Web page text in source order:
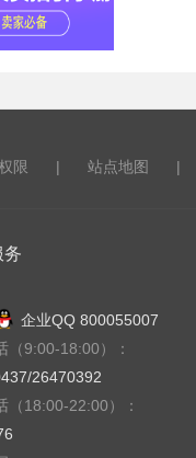
限 | 站点地图 |
务
企业QQ 800055007
（9:00-18:00）：
26470392
（18:00-22:00）：